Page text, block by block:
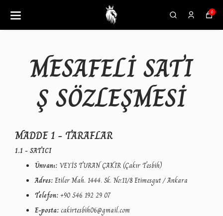
0
MESAFELİ SATI
Ş SÖZLEŞMESİ
MADDE 1 - TARAFLAR
1.1 - SATICI
Ünvanı: VEYİS TURAN ÇAKIR (Çakır Tesbih)
Adres:Etiler Mah. 1444. Sk. No:11/8 Etimesgut / Ankara
Telefon:+90 546 192 29 07
E-posta: cakirtesbih06@gmail.com